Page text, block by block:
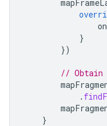
}
})
// Obtain
.
}